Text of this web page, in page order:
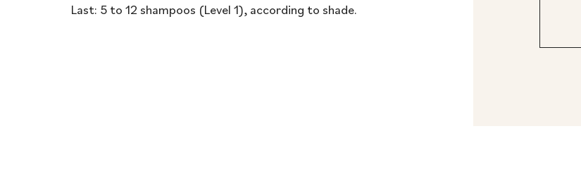
Last: 5 to 12 shampoos (Level 1), according to shade.